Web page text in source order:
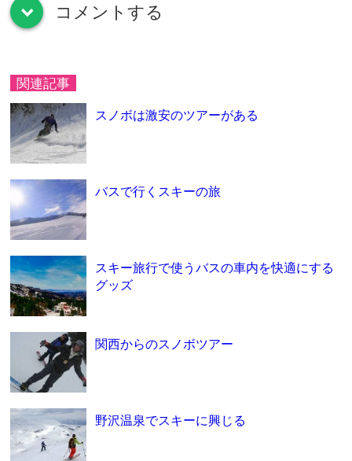
down コメントする
関連記事
スノボは激安のツアーがある
バスで行くスキーの旅
スキー旅行で使うバスの車内を快適にする
グッズ
関西からのスノボツアー
野沢温泉でスキーに興じる